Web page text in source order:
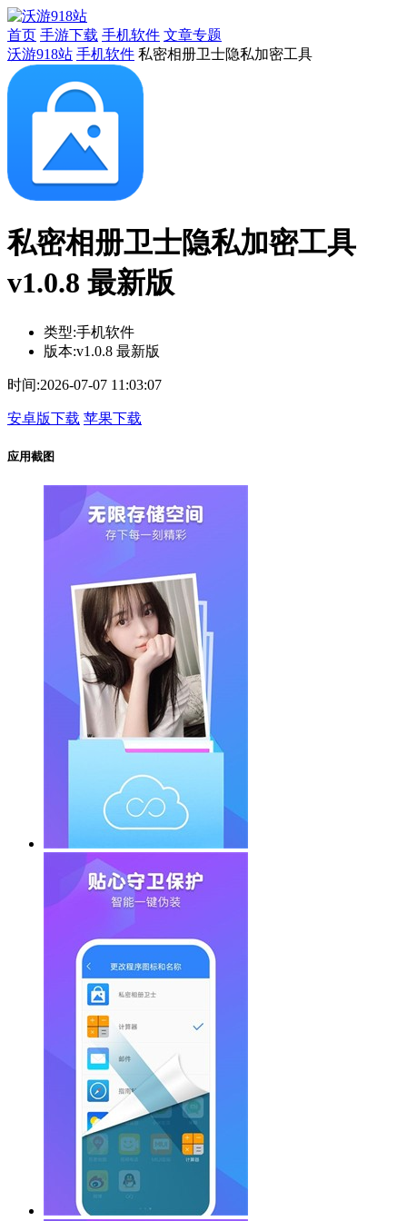
首页 手游下载 手机软件 文章专题
沃游918站 手机软件 私密相册卫士隐私加密工具
私密相册卫士隐私加密工具
v1.0.8 最新版
类型:手机软件
版本:v1.0.8 最新版
时间:2026-07-07 11:03:07
安卓版下载 苹果下载
应用截图